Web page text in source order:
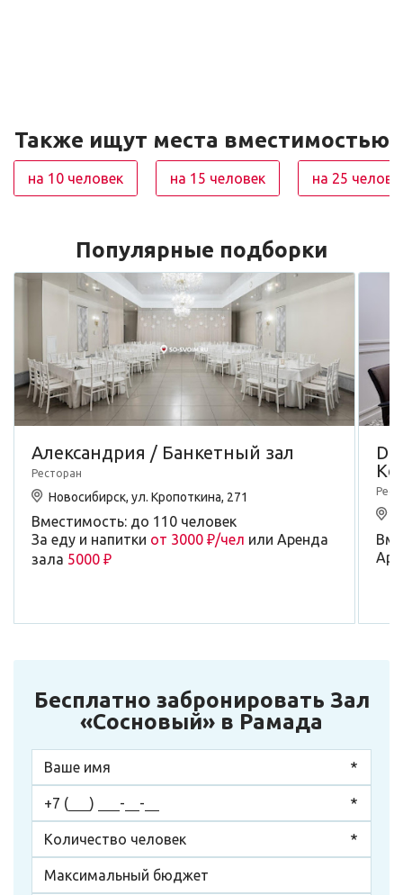
Также ищут места вместимостью
на 10 человек на 15 человек на 25
Популярные подборки
Александрия / Банкетный зал
Ресторан
Новосибирск, ул. Кропоткина, 271
Вместимость: до 110 человек
За еду и напитки от 3000 ₽/чел или Аренда
зала 5000 ₽
Бесплатно забронировать Зал
«Сосновый» в Рамада